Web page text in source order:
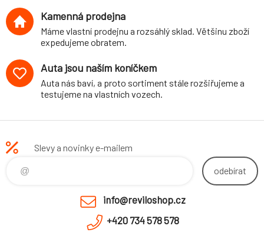
Kamenná prodejna
Máme vlastní prodejnu a rozsáhlý sklad. Většinu zboží
expedujeme obratem.
Auta jsou naším koníčkem
Auta nás baví, a proto sortiment stále rozšiřujeme a
testujeme na vlastních vozech.
Slevy a novinky e-mailem
odebírat
info@reviloshop.cz
+420 734 578 578